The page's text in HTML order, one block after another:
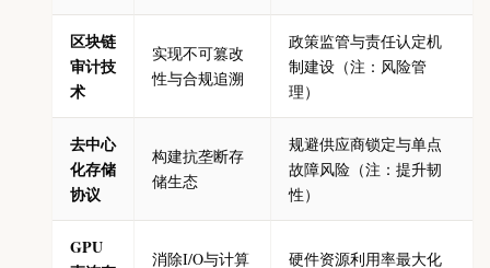
区块链
审计技
术
实现不可篡改
性与合规追溯
政策监管与责任认定机
制建设（注：风险管
理）
去中心
化存储
协议
构建抗垄断存
储生态
规避供应商锁定与单点
故障风险（注：提升韧
性）
GPU
消除I/O与计算
硬件资源利用率最大化